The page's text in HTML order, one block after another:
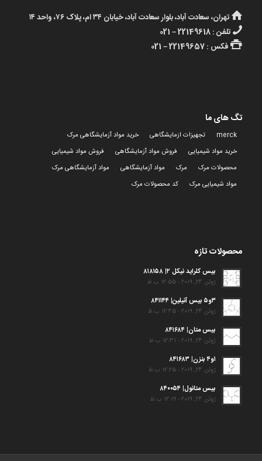
تهران، سعادت آباد، بلوار سعادت آباد، خیابان ۳۴ ام، پلاک ۷۶، واحد ۱۴
تلفن : 22149618 – 021
فکس : 22149657 – 021
تگ های ما
merck تجهیزات ازمایشگاهی
خرید مواد آزمایشگاهی مرک
خرید مواد شیمیایی
فروش مواد آزمایشگاهی
فروش مواد شیمیایی
محصولات مرک
مرک مواد آزمایشگاهی
مواد آزمایشگاهی مرک
مواد شیمیایی مرک
کد محصولات مرک
محصولات تازه
بیس کلراید نیکل ۲| ۸۱۸۱۵۸
ژوئن 24, 2019 - 12:55 ب.ظ
۳و۵ بیس آنیلین| ۸۴۱۱۴۴
ژوئن 24, 2019 - 12:45 ب.ظ
بیس متان| ۸۴۱۶۸۴
ژوئن 24, 2019 - 12:31 ب.ظ
۱و۴ بنزن| ۸۴۱۶۸۳
ژوئن 24, 2019 - 12:25 ب.ظ
بیس متانول| ۸۴۰۰۵۴
ژوئن 24, 2019 - 12:19 ب.ظ